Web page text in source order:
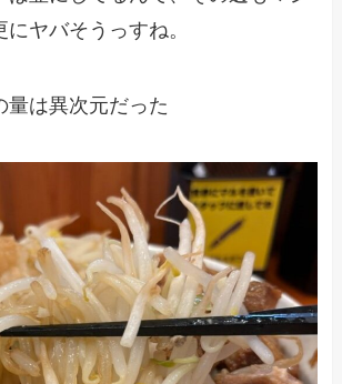
ヤバそうっすね。
量は異次元だった